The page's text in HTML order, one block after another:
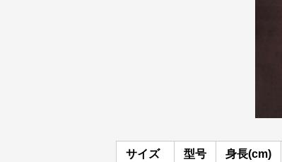
サイズ 型号 身長(cm)